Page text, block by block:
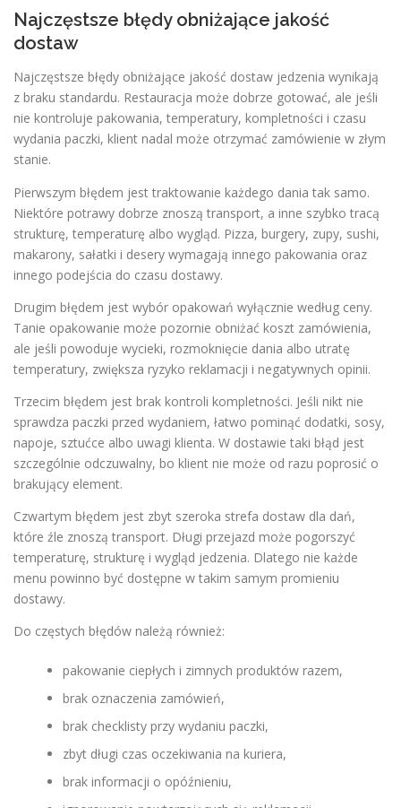
Najczęstsze błędy obniżające jakość
dostaw
Najczęstsze błędy obniżające jakość dostaw jedzenia wynikają
z braku standardu. Restauracja może dobrze gotować, ale jeśli
nie kontroluje pakowania, temperatury, kompletności i czasu
wydania paczki, klient nadal może otrzymać zamówienie w złym
stanie.
Pierwszym błędem jest traktowanie każdego dania tak samo.
Niektóre potrawy dobrze znoszą transport, a inne szybko tracą
strukturę, temperaturę albo wygląd. Pizza, burgery, zupy, sushi,
makarony, sałatki i desery wymagają innego pakowania oraz
innego podejścia do czasu dostawy.
Drugim błędem jest wybór opakowań wyłącznie według ceny.
Tanie opakowanie może pozornie obniżać koszt zamówienia,
ale jeśli powoduje wycieki, rozmoknięcie dania albo utratę
temperatury, zwiększa ryzyko reklamacji i negatywnych opinii.
Trzecim błędem jest brak kontroli kompletności. Jeśli nikt nie
sprawdza paczki przed wydaniem, łatwo pominąć dodatki, sosy,
napoje, sztućce albo uwagi klienta. W dostawie taki błąd jest
szczególnie odczuwalny, bo klient nie może od razu poprosić o
brakujący element.
Czwartym błędem jest zbyt szeroka strefa dostaw dla dań,
które źle znoszą transport. Długi przejazd może pogorszyć
temperaturę, strukturę i wygląd jedzenia. Dlatego nie każde
menu powinno być dostępne w takim samym promieniu
dostawy.
Do częstych błędów należą również:
pakowanie ciepłych i zimnych produktów razem,
brak oznaczenia zamówień,
brak checklisty przy wydaniu paczki,
zbyt długi czas oczekiwania na kuriera,
brak informacji o opóźnieniu,